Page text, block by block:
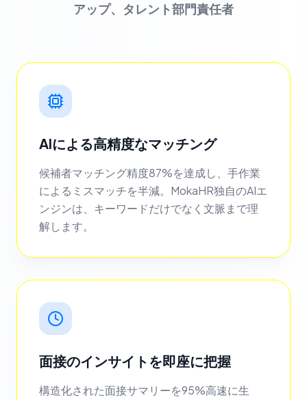
アップ、タレント部門責任者
AIによる高精度なマッチング
候補者マッチング精度87%を達成し、手作業
によるミスマッチを半減。MokaHR独自のAIエ
ンジンは、キーワードだけでなく文脈まで理
解します。
面接のインサイトを即座に把握
構造化された面接サマリーを95%高速に生